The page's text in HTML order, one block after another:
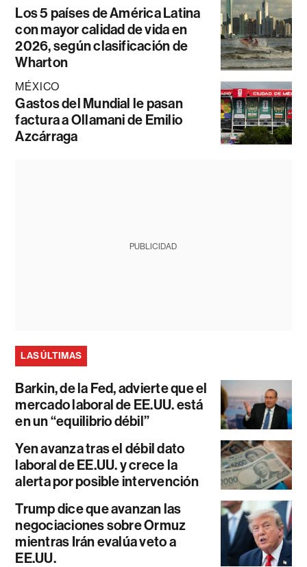
Los 5 países de América Latina
con mayor calidad de vida en
2026, según clasificación de
Wharton
MÉXICO
Gastos del Mundial le pasan
factura a Ollamani de Emilio
Azcárraga
PUBLICIDAD
LAS ÚLTIMAS
Barkin, de la Fed, advierte que el
mercado laboral de EE.UU. está
en un “equilibrio débil”
Yen avanza tras el débil dato
laboral de EE.UU. y crece la
alerta por posible intervención
Trump dice que avanzan las
negociaciones sobre Ormuz
mientras Irán evalúa veto a
EE.UU.